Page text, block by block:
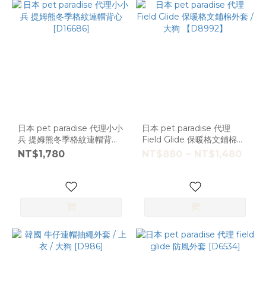
日本 pet paradise 代理小小
兵 提姆熊冬季格紋連帽背心
[D16686]
NT$1,780
日本 pet paradise 代理
Field Glide 保暖格文鋪棉外
套 / 大狗 【D8992】
NT$880 ~ NT$1,480